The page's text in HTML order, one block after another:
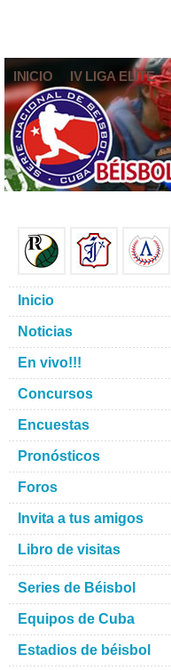
INICIO IV LIGA ELITE
Inicio
Noticias
En vivo!!!
Concursos
Encuestas
Pronósticos
Foros
Invita a tus amigos
Libro de visitas
Series de Béisbol
Equipos de Cuba
Estadios de béisbol